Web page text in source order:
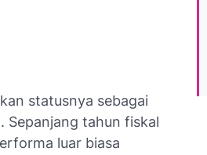
statusnya sebagai
Sepanjang tahun fiskal
luar biasa